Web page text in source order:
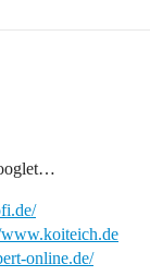
online.de/